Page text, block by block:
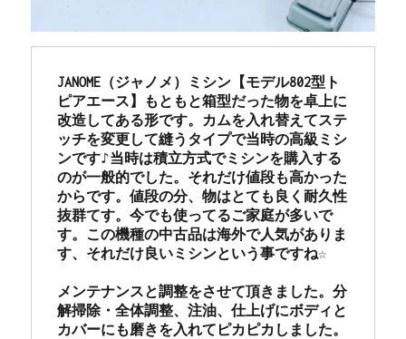
JANOME（ジャノメ）ミシン【モデル802型ト
ピアエース】もともと箱型だった物を卓上に
改造してある形です。カムを入れ替えてステ
ッチを変更して縫うタイプで当時の高級ミシ
ンです♪当時は積立方式でミシンを購入する
のが一般的でした。それだけ値段も高かった
からです。値段の分、物はとても良く耐久性
抜群てす。今でも使ってるご家庭が多いで
す。この機種の中古品は海外で人気がありま
す、それだけ良いミシンという事ですね☆
メンテナンスと調整をさせて頂きました。分
解掃除・全体調整、注油、仕上げにボディと
カバーにも磨きを入れてピカピカしました。